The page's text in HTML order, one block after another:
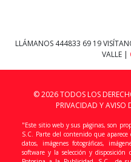
LLÁMANOS 444833 69 19
VALLE |
© 2026 TODOS LOS
PRIVACIDAD Y AVISO
"Este sitio web y sus páginas, son
S.C. Parte del contenido que
datos, imágenes fotográficas,
software y la selección y disposición